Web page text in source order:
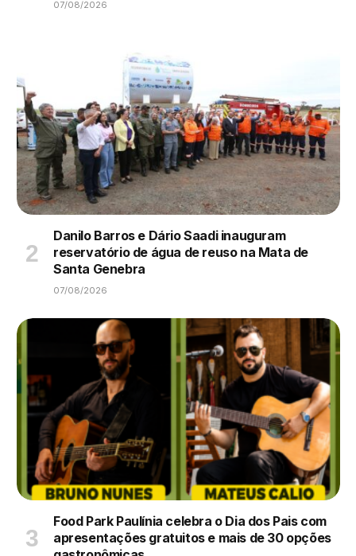
07/08/2026
Danilo Barros e Dário Saadi inauguram
reservatório de água de reuso na Mata de
Santa Genebra
07/08/2026
Food Park Paulínia celebra o Dia dos Pais com
apresentações gratuitos e mais de 30 opções